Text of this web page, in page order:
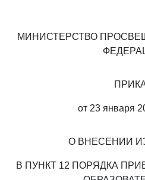
МИНИСТЕРСТВО
от 23 января
О ВНЕСЕНИИ
В ПУНКТ 12 ПОРЯДКА